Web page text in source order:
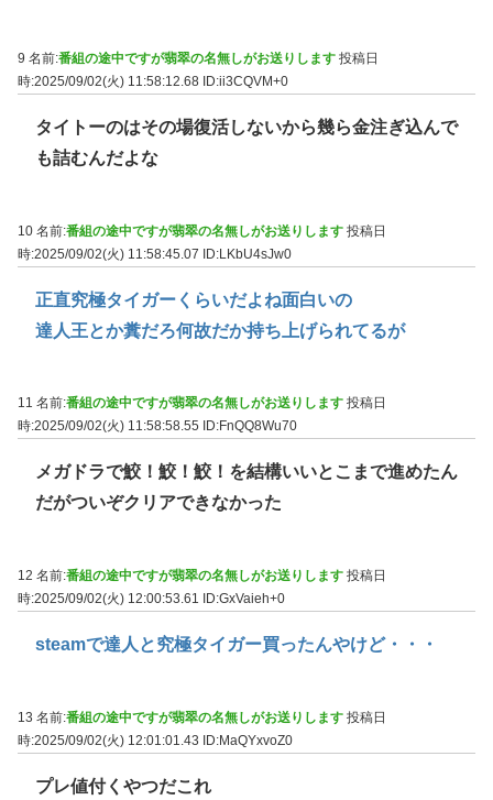
9 名前:番組の途中ですが翡翠の名無しがお送りします 投稿日
時:2025/09/02(火) 11:58:12.68 ID:ii3CQVM+0
タイトーのはその場復活しないから幾ら金注ぎ込んで
も詰むんだよな
10 名前:番組の途中ですが翡翠の名無しがお送りします 投稿日
時:2025/09/02(火) 11:58:45.07 ID:LKbU4sJw0
正直究極タイガーくらいだよね面白いの
達人王とか糞だろ何故だか持ち上げられてるが
11 名前:番組の途中ですが翡翠の名無しがお送りします 投稿日
時:2025/09/02(火) 11:58:58.55
ID:FnQQ8Wu70
メガドラで鮫！鮫！鮫！を結構いいとこまで進めたん
だがついぞクリアできなかった
12 名前:番組の途中ですが翡翠の名無しがお送りします 投稿日
時:2025/09/02(火) 12:00:53.61
ID:GxVaieh+0
steamで達人と究極タイガー買ったんやけど・・・
13 名前:番組の途中ですが翡翠の名無しがお送りします 投稿日
時:2025/09/02(火) 12:01:01.43 ID:MaQYxvoZ0
プレ値付くやつだこれ